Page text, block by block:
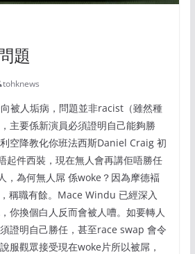
題
tohknews
被人垢病，問題並非racist（雖然種
主要係新演員必須證明自己能夠勝
空降教化你班法西斯Daniel Craig 初
起件西裝，現在無人會再講佢唔勝任
，為何無人屌 係woke？因為摩德褔
稱職有餘。Mace Windu 已經深入
你換個白人反而會被人嘈。如要轉人
證明自己勝任，甚至race swap 會令
服觀眾接受現在woke片所以被屌，